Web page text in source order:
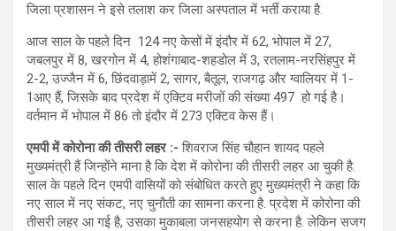
जिला प्रशासन ने इसे तलाश कर जिला अस्पताल में भर्ती कराया है.
आज साल के पहले दिन 124 नए केसों में इंदौर में 62, भोपाल में 27,
जबलपुर में 8, खरगोन में 4, होशंगाबाद-शहडोल में 3, रतलाम-नरसिंहपुर में
2-2, उज्जैन में 6, छिंदवाड़ामें 2, सागर, बैतूल, राजगढ़ और ग्वालियर में 1-
1आए हैं, जिसके बाद प्रदेश में एक्टिव मरीजों की संख्या 497 हो गई है।
वर्तमान में भोपाल में 86 तो इंदौर में 273 एक्टिव केस हैं।
एमपी में कोरोना की तीसरी लहर :- शिवराज सिंह चौहान शायद पहले
मुख्यमंत्री हैं जिन्होंने माना है कि देश में कोरोना की तीसरी लहर आ चुकी है.
साल के पहले दिन एमपी वासियों को संबोधित करते हुए मुख्यमंत्री ने कहा कि
नए साल में नए संकट, नए चुनौती का सामना करना है. प्रदेश में कोरोना की
तीसरी लहर आ गई है, उसका मुकाबला जनसहयोग से करना है. लेकिन सजग